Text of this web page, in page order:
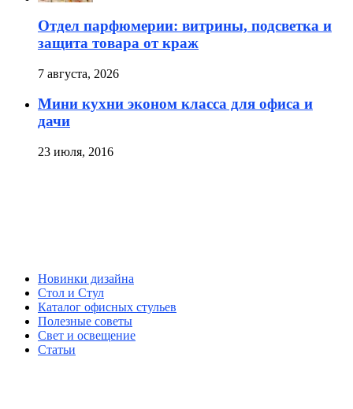
Отдел парфюмерии: витрины, подсветка и
защита товара от краж
7 августа, 2026
Мини кухни эконом класса для офиса и
дачи
23 июля, 2016
Новинки дизайна
Стол и Стул
Каталог офисных стульев
Полезные советы
Свет и освещение
Статьи